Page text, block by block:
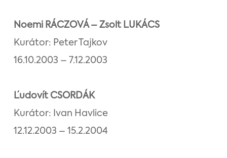
Noemi RÁCZOVÁ – Zsolt LUKÁCS
Kurátor: Peter Tajkov
16.10.2003 – 7.12.2003
Ľudovít CSORDÁK
Kurátor: Ivan Havlice
12.12.2003 – 15.2.2004